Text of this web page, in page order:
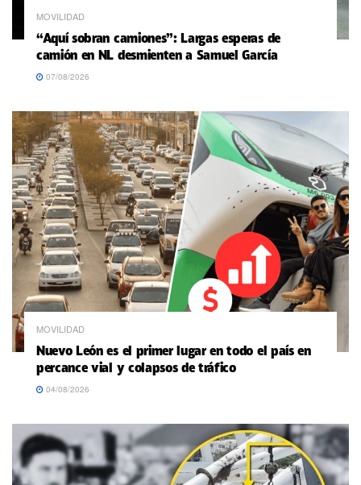
MOVILIDAD
“Aquí sobran camiones”: Largas esperas de
camión en NL desmienten a Samuel García
07/08/2026
MOVILIDAD
Nuevo León es el primer lugar en todo el país en
percance vial y colapsos de tráfico
04/08/2026